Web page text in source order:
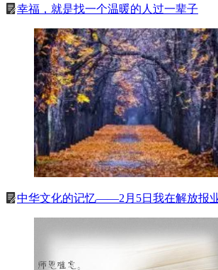
幸福，就是找一个温暖的人过一辈子
中华文化的记忆——2月5日我在解放报业